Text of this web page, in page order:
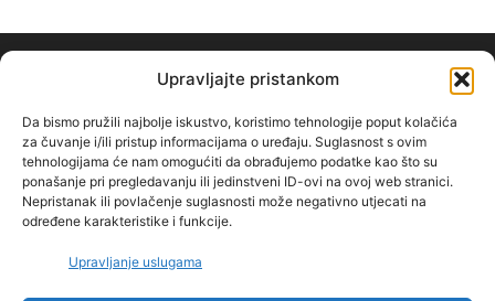
Upravljajte pristankom
Da bismo pružili najbolje iskustvo, koristimo tehnologije poput kolačića
za čuvanje i/ili pristup informacijama o uređaju. Suglasnost s ovim
tehnologijama će nam omogućiti da obrađujemo podatke kao što su
ponašanje pri pregledavanju ili jedinstveni ID-ovi na ovoj web stranici.
Nepristanak ili povlačenje suglasnosti može negativno utjecati na
određene karakteristike i funkcije.
Upravljanje uslugama
O NAMA